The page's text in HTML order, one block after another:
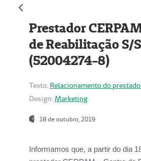
Prestador
de Reabilitação S/
(52004274-8)
Texto: Relacionamento do
Design: Marketing
18 de outubro, 2019
Informamos que, a partir do dia